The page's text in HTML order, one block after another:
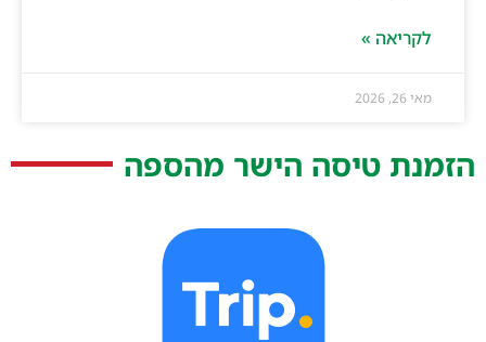
לקריאה »
מאי 26, 2026
הזמנת טיסה הישר מהספה